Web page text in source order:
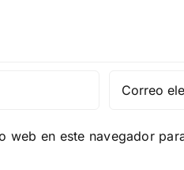
web en este navegador